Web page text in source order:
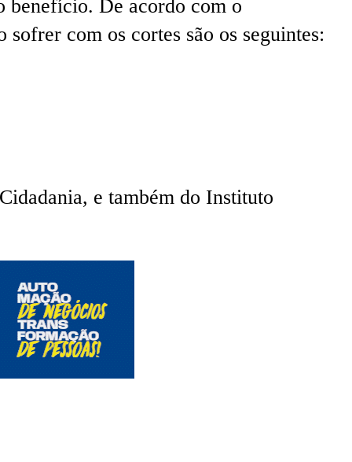
benefício. De acordo com o
sofrer com os cortes são os seguintes:
e também do Instituto